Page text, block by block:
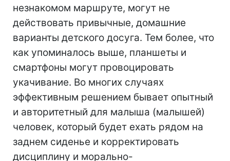
незнакомом маршруте, могут не
действовать привычные, домашние
варианты детского досуга. Тем более, что
как упоминалось выше, планшеты и
смартфоны могут провоцировать
укачивание. Во многих случаях
эффективным решением бывает опытный
и авторитетный для малыша (малышей)
человек, который будет ехать рядом на
заднем сиденье и корректировать
дисциплину и морально-